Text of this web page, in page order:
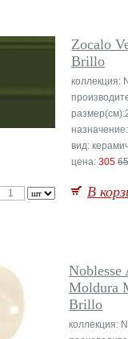
Zocalo
Brillo
коллекция:
вид:
цена: 305
В
Noblesse
Moldura
Brillo
коллекция: